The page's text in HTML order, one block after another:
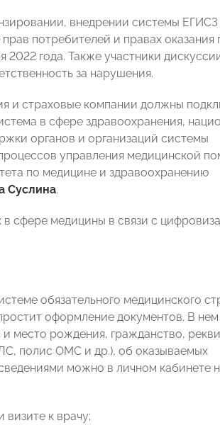
внедрении системы
потребителей и правах оказания
2022 года. Также участники
за нарушения.
и страховые компании должны
в сфере здравоохранения,
органов и организаций системы
управления медицинской
по медицине и здравоохранению
Суслина.
в сфере медицины в связи с
обязательного медицинского
оформление документов. В
место рождения, гражданство,
полис ОМС и др.), об оказываемых
можно в личном кабинете
к врачу;